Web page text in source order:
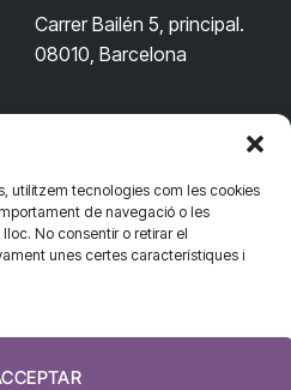
utilitzem tecnologies com les cookies
de navegació o les
No consentir o retirar el
unes certes característiques i
Carrer Bailén 5, principal.
08010, Barcelona
CONNECTA